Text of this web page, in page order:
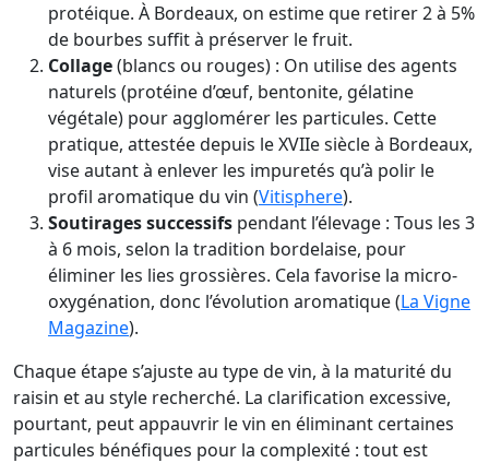
protéique. À Bordeaux, on estime que retirer 2 à 5%
de bourbes suffit à préserver le fruit.
Collage(blancs ou rouges) : On utilise des agents
naturels (protéine d’œuf, bentonite, gélatine
végétale) pour agglomérer les particules. Cette
pratique, attestée depuis le XVIIe siècle à Bordeaux,
vise autant à enlever les impuretés qu’à polir le
profil aromatique du vin (Vitisphere).
Soutirages successifs pendant l’élevage : Tous les 3
à 6 mois, selon la tradition bordelaise, pour
éliminer les lies grossières. Cela favorise la micro-
oxygénation, donc l’évolution aromatique (La Vigne
Magazine).
Chaque étape s’ajuste au type de vin, à la maturité du
raisin et au style recherché. La clarification excessive,
pourtant, peut appauvrir le vin en éliminant certaines
particules bénéfiques pour la complexité : tout est